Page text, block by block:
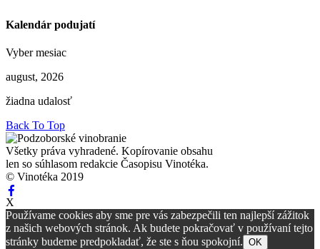
Kalendár podujatí
Vyber mesiac
august, 2026
žiadna udalosť
Back To Top
Všetky práva vyhradené. Kopírovanie obsahu
len so súhlasom redakcie Časopisu Vinotéka.
© Vinotéka 2019
X
Používame cookies aby sme pre vás zabezpečili ten najlepší zážitok
z našich webových stránok. Ak budete pokračovať v používaní tejto
stránky budeme predpokladať, že ste s ňou spokojní. OK